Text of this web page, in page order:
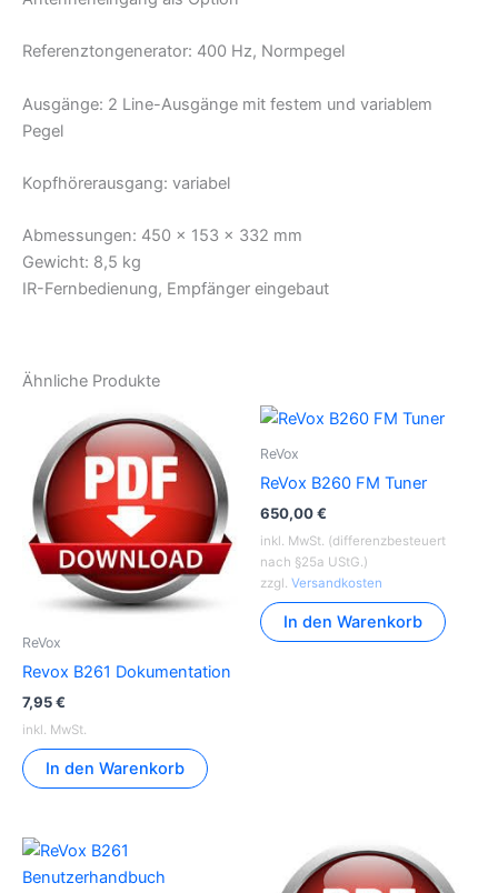
Referenztongenerator: 400 Hz, Normpegel
Ausgänge: 2 Line-Ausgänge mit festem und variablem
Pegel
Kopfhörerausgang: variabel
Abmessungen: 450 x 153 x 332 mm
Gewicht: 8,5 kg
IR-Fernbedienung, Empfänger eingebaut
Ähnliche Produkte
ReVox
Revox B261 Dokumentation
7,95€
inkl. MwSt.
In den Warenkorb
ReVox
ReVox B260 FM Tuner
650,00€
inkl. MwSt. (differenzbesteuert
nach §25a UStG.)
zzgl. Versandkosten
In den Warenkorb